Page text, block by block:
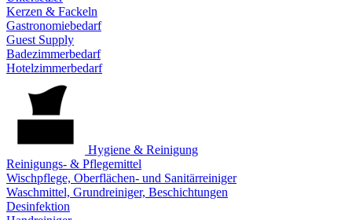
Kerzen & Fackeln
Gastronomiebedarf
Guest Supply
Badezimmerbedarf
Hotelzimmerbedarf
Hygiene & Reinigung
Reinigungs- & Pflegemittel
Wischpflege, Oberflächen- und Sanitärreiniger
Waschmittel, Grundreiniger, Beschichtungen
Desinfektion